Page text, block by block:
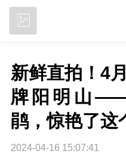
新鲜直拍！4
牌阳明山
鹃，惊艳了这
2024-04-16 15:07:41